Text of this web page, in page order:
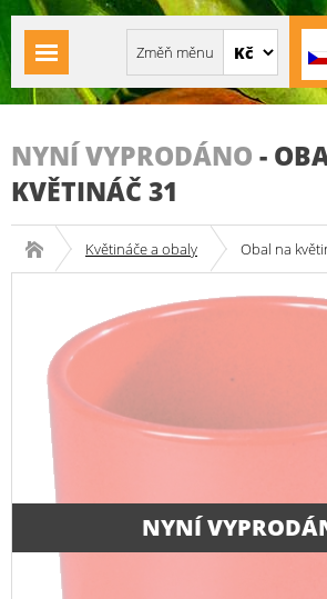
NYNÍ VYPRODÁNO -
KVĚTINÁČ 31
Květináče a obaly Obal na
NYNÍ